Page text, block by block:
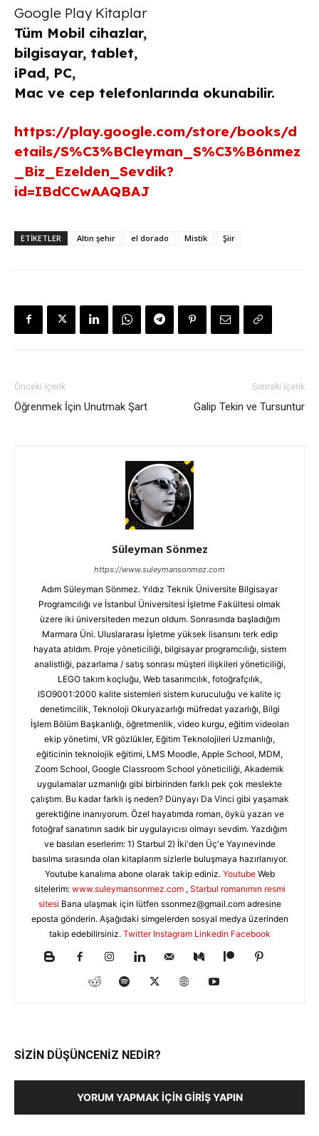
Google Play Kitaplar
Tüm Mobil cihazlar,
bilgisayar, tablet,
iPad, PC,
Mac ve cep telefonlarında okunabilir.
https://play.google.com/store/books/d
etails/S%C3%BCleyman_S%C3%B6nmez
_Biz_Ezelden_Sevdik?
id=IBdCCwAAQBAJ
ETİKETLER Altın şehir el dorado Mistik Şiir
Önceki İçerik
Öğrenmek İçin Unutmak Şart
Sonraki İçerik
Galip Tekin ve Tursuntur
Süleyman Sönmez
https://www.suleymansonmez.com
Adım Süleyman Sönmez. Yıldız Teknik Üniversite Bilgisayar
Programcılığı ve İstanbul Üniversitesi İşletme Fakültesi olmak
üzere iki üniversiteden mezun oldum. Sonrasında başladığım
Marmara Üni. Uluslararası İşletme yüksek lisansını terk edip
hayata atıldım. Proje yöneticiliği, bilgisayar programcılığı, sistem
analistliği, pazarlama / satış sonrası müşteri ilişkileri yöneticiliği,
LEGO takım koçluğu, Web tasarımcılık, fotoğrafçılık,
ISO9001:2000 kalite sistemleri sistem kuruculuğu ve kalite iç
denetimcilik, Teknoloji Okuryazarlığı müfredat yazarlığı, Bilgi
İşlem Bölüm Başkanlığı, öğretmenlik, video kurgu, eğitim videoları
ekip yönetimi, VR gözlükler, Eğitim Teknolojileri Uzmanlığı,
eğiticinin teknolojik eğitimi, LMS Moodle, Apple School, MDM,
Zoom School, Google Classroom School yöneticiliği, Akademik
uygulamalar uzmanlığı gibi birbirinden farklı pek çok meslekte
çalıştım. Bu kadar farklı iş neden? Dünyayı Da Vinci gibi yaşamak
gerektiğine inanıyorum. Özel hayatımda roman, öykü yazarı ve
fotoğraf sanatının sadık bir uygulayıcısı olmayı sevdim. Yazdığım
ve basılan eserlerim: 1) Starbul 2) İki'den Üç'e Yayınevinde
basılma sırasında olan kitaplarım sizlerle buluşmaya hazırlanıyor.
Youtube kanalıma abone olarak takip ediniz. YoutubeWeb
sitelerim: www.suleymansonmez.com , Starbul romanımın resmi
sitesi Bana ulaşmak için lütfen ssonmez@gmail.comadresine
eposta gönderin. Aşağıdaki simgelerden sosyal medya üzerinden
takip edebilirsiniz. Twitter Instagram Linkedin Facebook
SİZİN DÜŞÜNCENİZ NEDİR?
YORUM YAPMAK İÇIN GIRIŞ YAPIN